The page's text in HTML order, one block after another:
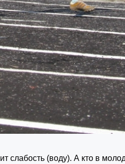
слабость (воду). А кто в